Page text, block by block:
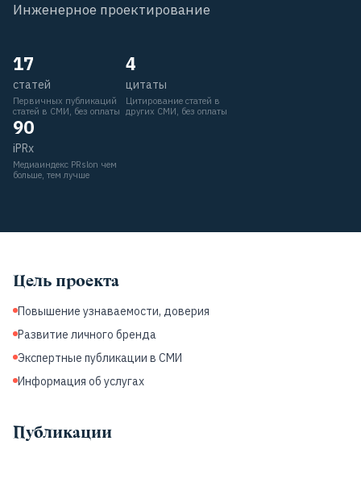
Инженерное проектирование
17
статей
Первичных публикаций
статей в СМИ, без оплаты
4
цитаты
Цитирование статей в
других СМИ, без оплаты
90
iPRx
Медиаиндекс PRslon чем
больше, тем лучше
Цель проекта
Повышение узнаваемости, доверия
Развитие личного бренда
Экспертные публикации в СМИ
Информация об услугах
Публикации